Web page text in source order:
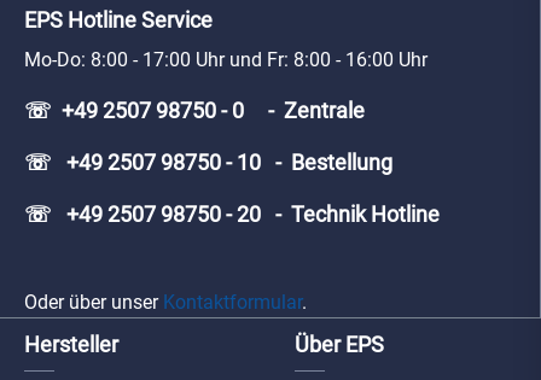
EPS Hotline Service
Mo-Do: 8:00 - 17:00 Uhr und Fr: 8:00 - 16:00 Uhr
☏ +49 2507 98750 - 0 - Zentrale
☏ +49 2507 98750 - 10 - Bestellung
☏ +49 2507 98750 - 20 - Technik Hotline
Oder über unser Kontaktformular.
Hersteller Über EPS